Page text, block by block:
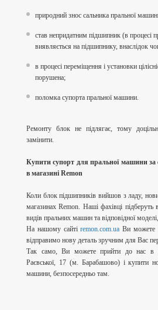
природний знос сальника пральної
став непридатним підшипник (в процесі
виявляється на підшипнику, внаслідок
в процесі переміщення і установки
порушена;
поломка супорта пральної машини.
Ремонту блок не підлягає, тому
замінити.
Купити супорт для пральної машини
в магазині Remon
Коли блок підшипників вийшов з ладу,
магазинахRemon. Наші фахівці підберуть
видів пральних машин та відповідної
На нашому сайтіremon.com.uaВи можете
відправимо нову деталь зручним для Вас
Так само, Ви можете прийти до нас в
Раєвської, 17 (м. Барабашово) і купити
машини, безпосередньо там.